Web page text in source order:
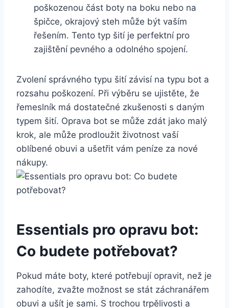
poškozenou část boty na boku ‌nebo ‍na
špičce, okrajový steh může být⁤ vaším
řešením. Tento typ šití je perfektní pro
zajištění pevného ‌a odolného spojení.
Zvolení správného typu ‍šití závisí na typu⁣ bot a⁢
rozsahu poškození. Při ⁤výběru se ujistěte, že
řemeslník má dostatečné zkušenosti s daným
typem šití. Oprava bot se může zdát jako ⁢malý
krok, ale může‍ prodloužit životnost vaší
oblíbené obuvi a ušetřit vám peníze za nové
nákupy.
Essentials⁤ pro opravu bot: ​
Co budete potřebovat?
Pokud máte ⁤boty, které⁣ potřebují‍ opravit, než je
zahodíte, zvažte možnost ​se stát záchranářem
obuvi a ušít ‌je sami. S trochou trpělivosti a